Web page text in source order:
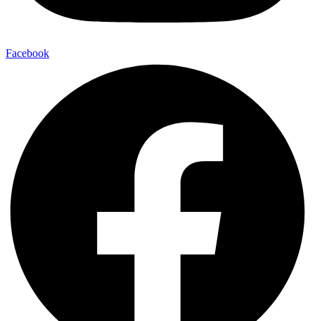
Facebook